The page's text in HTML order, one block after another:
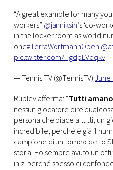
“A great example for many
workers” @janniksin‘s ‘co-
in the locker room as world
one#TerraWortmannOpen
pic.twitter.com/HgdpEVdqkv
— Tennis TV (@TennisTV)June
Rublev afferma: “Tutti
nessun giocatore dire
persona che piace a tutti, un
incredibile, perché è già il
campione di un torneo dello
storia. Ho sempre avuto un
inizi perché spesso ci